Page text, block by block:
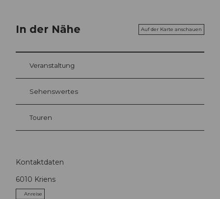
In der Nähe Auf der Karte anschauen
Veranstaltung
Sehenswertes
Touren
Kontaktdaten
6010 Kriens
Anreise